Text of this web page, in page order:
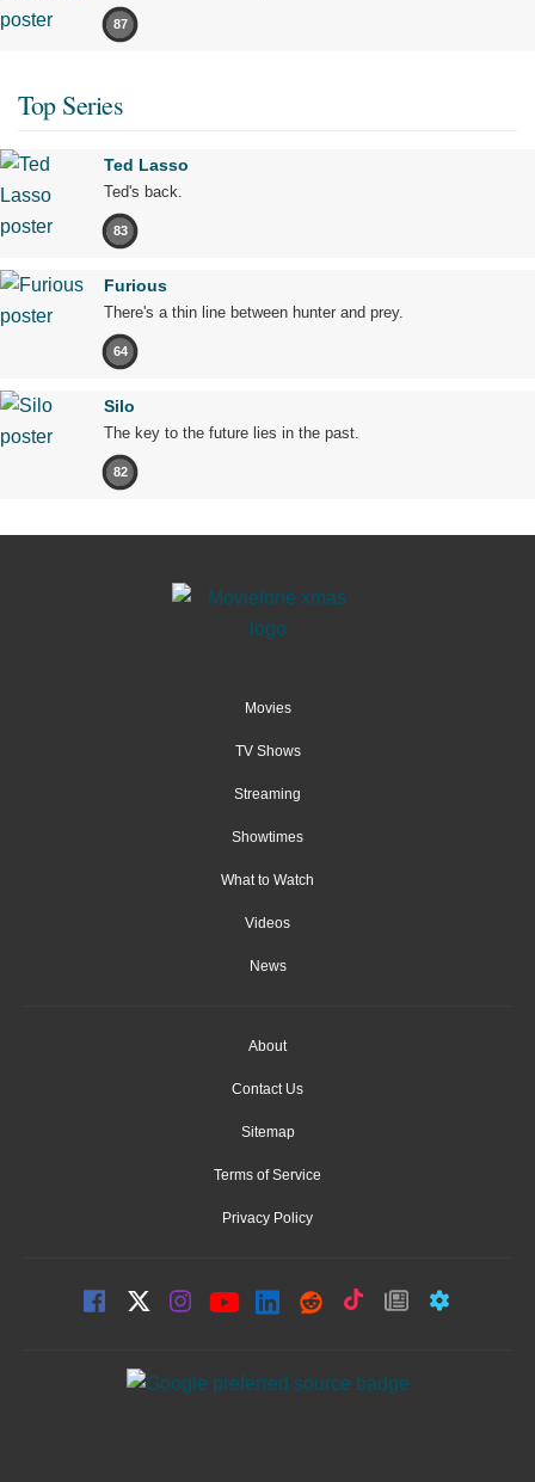
87
Top Series
Ted Lasso
Ted's back.
83
Furious
There's a thin line between hunter and prey.
64
Silo
The key to the future lies in the past.
82
Movies
TV Shows
Streaming
Showtimes
What to Watch
Videos
News
About
Contact Us
Sitemap
Terms of Service
Privacy Policy